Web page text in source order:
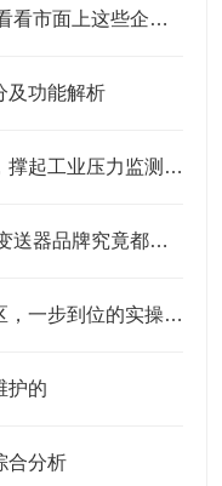
2026年压力变送器市场大揭秘！看看市面上这些企业口碑究竟咋样？
及功能解析
扩散硅压力变送器：凭核心功能，撑起工业压力监测的“硬底气”
2026年将至，当下市场那些压力变送器品牌究竟都有谁？
扩散硅压力变送器安装：避开误区，一步到位的实操指南
护的
合分析